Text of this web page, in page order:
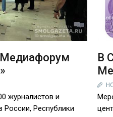
журналистов и
России, Республики
В